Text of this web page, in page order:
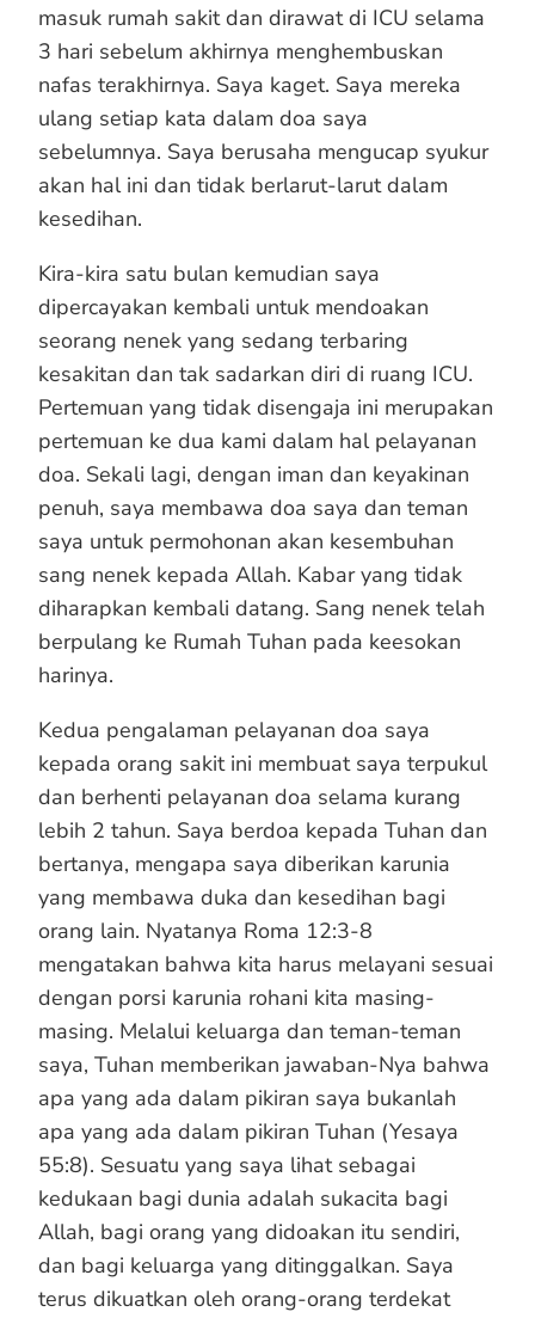
masuk rumah sakit dan dirawat di ICU selama
3 hari sebelum akhirnya menghembuskan
nafas terakhirnya. Saya kaget. Saya mereka
ulang setiap kata dalam doa saya
sebelumnya. Saya berusaha mengucap syukur
akan hal ini dan tidak berlarut-larut dalam
kesedihan.
Kira-kira satu bulan kemudian saya
dipercayakan kembali untuk mendoakan
seorang nenek yang sedang terbaring
kesakitan dan tak sadarkan diri di ruang ICU.
Pertemuan yang tidak disengaja ini merupakan
pertemuan ke dua kami dalam hal pelayanan
doa. Sekali lagi, dengan iman dan keyakinan
penuh, saya membawa doa saya dan teman
saya untuk permohonan akan kesembuhan
sang nenek kepada Allah. Kabar yang tidak
diharapkan kembali datang. Sang nenek telah
berpulang ke Rumah Tuhan pada keesokan
harinya.
Kedua pengalaman pelayanan doa saya
kepada orang sakit ini membuat saya terpukul
dan berhenti pelayanan doa selama kurang
lebih 2 tahun. Saya berdoa kepada Tuhan dan
bertanya, mengapa saya diberikan karunia
yang membawa duka dan kesedihan bagi
orang lain. Nyatanya Roma 12:3-8
mengatakan bahwa kita harus melayani sesuai
dengan porsi karunia rohani kita masing-
masing. Melalui keluarga dan teman-teman
saya, Tuhan memberikan jawaban-Nya bahwa
apa yang ada dalam pikiran saya bukanlah
apa yang ada dalam pikiran Tuhan (Yesaya
55:8). Sesuatu yang saya lihat sebagai
kedukaan bagi dunia adalah sukacita bagi
Allah, bagi orang yang didoakan itu sendiri,
dan bagi keluarga yang ditinggalkan. Saya
terus dikuatkan oleh orang-orang terdekat